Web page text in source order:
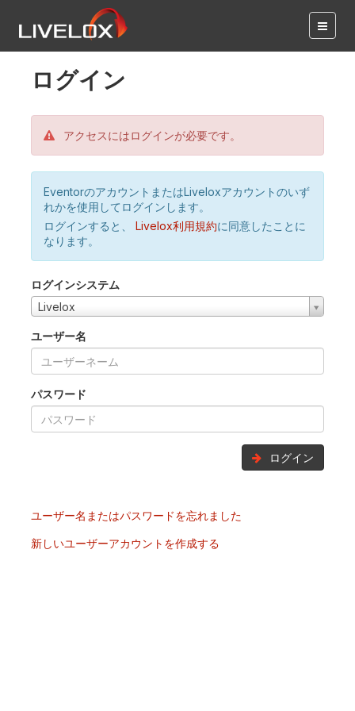
ログイン
アクセスにはログインが必要です。
EventorのアカウントまたはLiveloxアカウントのいず
れかを使用してログインします。
ログインすると、
Livelox利用規約に同意したことに
なります。
ログインシステム
Livelox
ユーザー名
パスワード
ログイン
ユーザー名またはパスワードを忘れました
新しいユーザーアカウントを作成する